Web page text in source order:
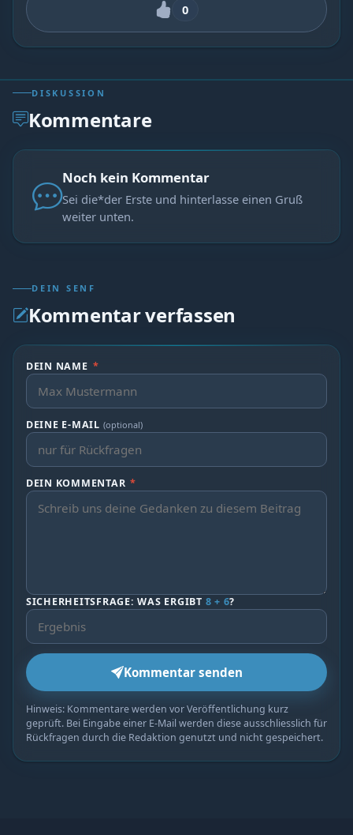
0
DISKUSSION
Kommentare
Noch kein Kommentar
Sei die*der Erste und hinterlasse einen Gruß
weiter unten.
DEIN SENF
Kommentar verfassen
DEIN NAME *
DEINE E-MAIL (optional)
DEIN KOMMENTAR *
SICHERHEITSFRAGE: WAS ERGIBT 8 + 6?
Kommentar senden
Hinweis: Kommentare werden vor Veröffentlichung kurz
geprüft. Bei Eingabe einer E-Mail werden diese ausschliesslich für
Rückfragen durch die Redaktion genutzt und nicht gespeichert.